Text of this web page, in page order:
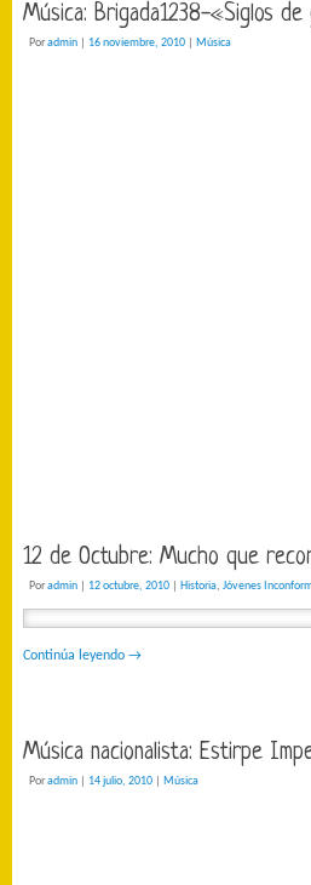
Música: Brigada1238-«Siglos de
Poradmin 16 noviembre, 2010 Música
12 de Octubre: Mucho que
Poradmin 12 octubre, 2010 Historia, Jóvenes
Continúa leyendo →
Música nacionalista: Estirpe
Poradmin 14 julio, 2010 Música